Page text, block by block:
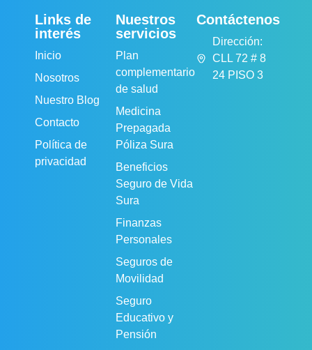
Links de
interés
Inicio
Nosotros
Nuestro Blog
Contacto
Política de
privacidad
Nuestros
servicios
Plan
complementario
de salud
Medicina
Prepagada
Póliza Sura
Beneficios
Seguro de Vida
Sura
Finanzas
Personales
Seguros de
Movilidad
Seguro
Educativo y
Pensión
Contáctenos
Dirección:
CLL 72 # 8
24 PISO 3